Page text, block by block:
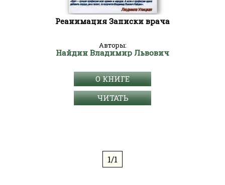
Реанимация Записки врача
Авторы:
Найдин Владимир Львович
О КНИГЕ
ЧИТАТЬ
1/1